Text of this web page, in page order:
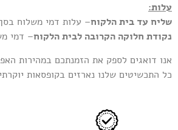
עלות:
שליח עד בית הלקוח– עלות דמי משלוח בסך 40
נקודת חלוקה הקרובה לבית הלקוח– דמי
אנו דואגים לספק את הזמנתכם במהירות
כל התכשיטים שלנו נארזים בקופסאות